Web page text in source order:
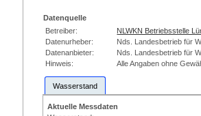
Datenquelle
Betreiber:
NLWKN Betriebsstelle
Datenurheber:
Nds. Landesbetrieb für
Datenanbieter:
Nds. Landesbetrieb für
Hinweis:
Alle Angaben ohne
Wasserstand
Aktuelle Messdaten